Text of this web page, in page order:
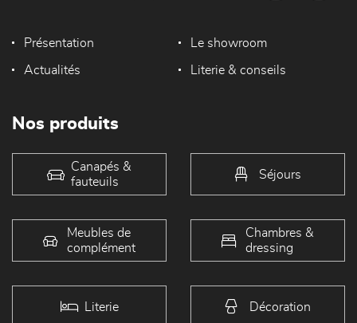
Présentation Le showroom
Actualités Literie & conseils
Nos produits
Canapés &
fauteuils
Séjours
Meubles de
complément
Chambres &
dressing
Literie Décoration